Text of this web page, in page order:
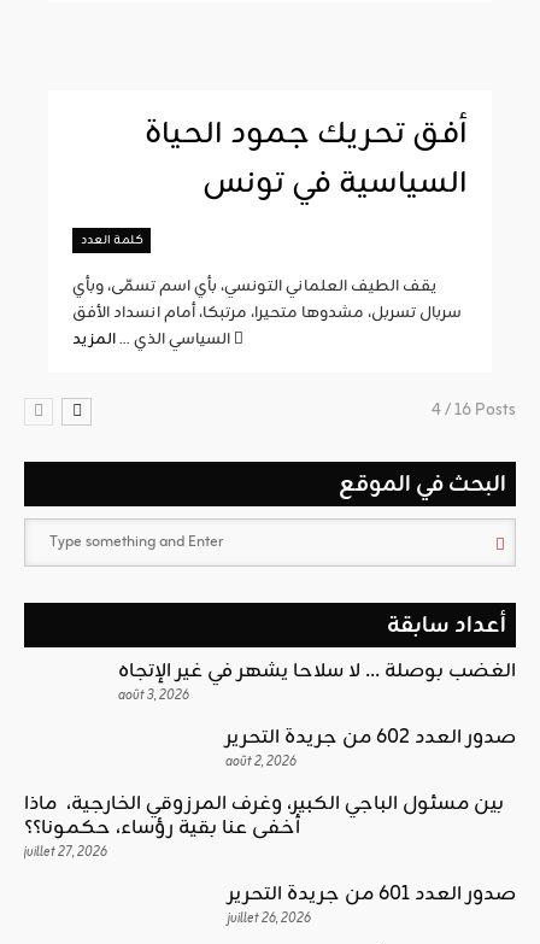
أفق تحريك جمود الحياة
السياسية في تونس
كلمة العدد
يقف الطيف العلماني التونسي، بأي اسم تسمّى، وبأي
سربال تسربل، مشدوها متحيرا، مرتبكا، أمام انسداد الأفق
السياسي الذي ...
4 / 16 Posts
البحث في الموقع
أعداد سابقة
الغضب بوصلة … لا سلاحا يشهر في غير الإتجاه
août 3, 2026
صدور العدد 602 من جريدة التحرير
août 2, 2026
بين مسئول الباجي الكبير، وغرف المرزوقي الخارجية، ماذا
أخفى عنا بقية رؤساء، حكمونا؟؟
juillet 27, 2026
صدور العدد 601 من جريدة التحرير
juillet 26, 2026